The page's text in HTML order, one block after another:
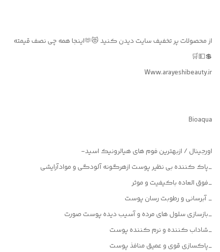
از محصولات پر تخفیف سایت دیدن کنید 😻🫶اینجا همه چی نصف قیمته
💲💵🛒
Www.arayeshibeauty.ir
Bioaqua
اورجینال / ازبهترین فوم های هیالرونیک اسید-
_پاک کننده بی نظیر پوست ازهرگونه آلودگی و موادآرایشی
_فوق العاده باکیفیت و موثر
_ آبرسانی و رطوبت رسان پوست
_بازسازی سلول های مرده و آسیب دیده پوست صورت
_شاداب کننده و نرم کننده پوست
_پاکسازی قوی و عمیق منافذ پوست